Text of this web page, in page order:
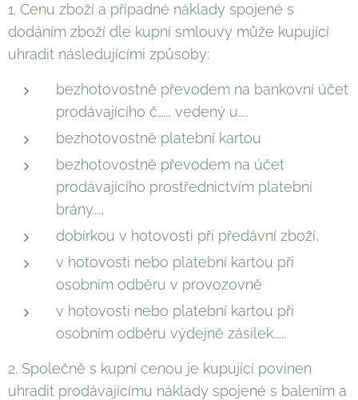
1. Cenu zboží a případné náklady spojené s
dodáním zboží dle kupní smlouvy může kupující
uhradit následujícími způsoby:
bezhotovostně převodem na bankovní účet
prodávajícího č….., vedený u…..
bezhotovostně platební kartou
bezhotovostně převodem na účet
prodávajícího prostřednictvím platební
brány….,
dobírkou v hotovosti při předávní zboží,
v hotovosti nebo platební kartou při
osobním odběru v provozovně
v hotovosti nebo platební kartou při
osobním odběru výdejně zásilek…...
2. Společně s kupní cenou je kupující povinen
uhradit prodávajícímu náklady spojené s balením a